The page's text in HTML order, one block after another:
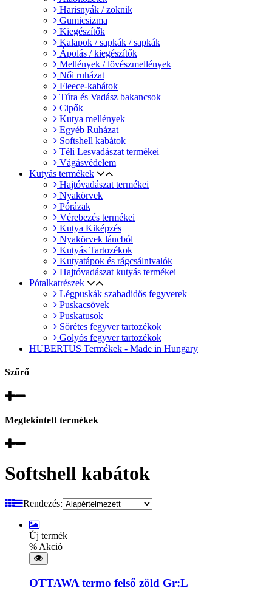
Harisnyák / zoknik
Gumicsizma
Kiegészítők
Kalapok / sapkák / sapkák
Ápolás / kiegészítők
Mellények / lövészmellények
Női ruházat
Fleece-kabátok
Túra és Vadász bakancsok
Cipők
Kutya mellények
Egyéb Ruházat
Softshell kabátok
Téli Lesvadászat termékei
Vágásvédelem
Kutyás termékek
Hajtóvadászat termékei
Nyakörvek
Pórázak
Vérebezés termékei
Kutya Kiképzés
Nyakörvek láncból
Kutyás Tartozékok
Kutyatápok és rágcsálnivalók
Hajtóvadászat kutyás termékei
Pótalkatrészek
Légpuskák szabadidős fegyverek
Puskacsövek
Puskatusok
Sörétes fegyver tartozékok
Golyós fegyver tartozékok
HUBERTUS Termékek - Made in Hungary
Szűrő
Megtekintett termékek
Softshell kabátok
Rendezés:
Új termék
% Akció
OTTAWA termo felső zöld Gr:L